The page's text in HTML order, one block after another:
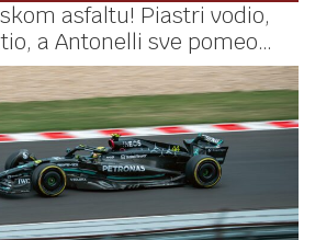
asfaltu! Piastri vodio,
a Antonelli sve pomeo…